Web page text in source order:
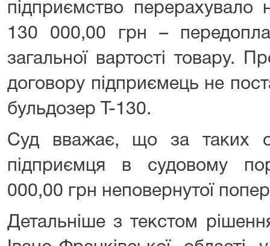
підприємство перерахувало
130 000,00 грн –
загальної вартості товару.
договору підприємець не
бульдозер Т-130.
Суд вважає, що за таких
підприємця в судовому
000,00 грн неповернутої
Детальніше з текстом